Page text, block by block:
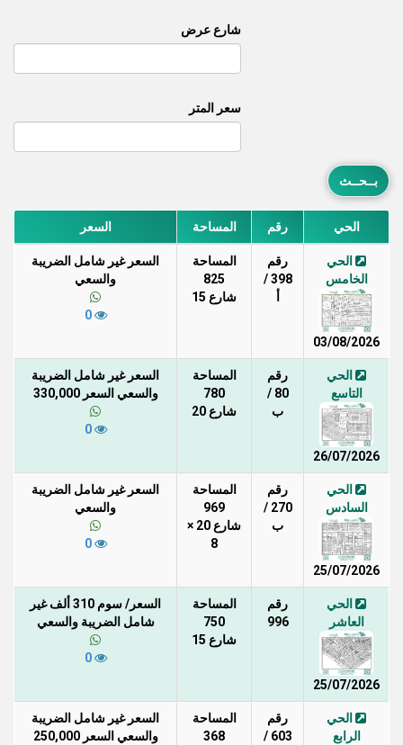
شارع عرض
سعر المتر
الحي رقم المساحة السعر
الحي
الخامس
03/08/2026
رقم
398 /
المساحة
825
شارع 15
السعر غير شامل الضريبة
والسعي
0
الحي
التاسع
26/07/2026
رقم
80 /
ب
المساحة
780
شارع 20
السعر غير شامل الضريبة
والسعي السعر 330,000
0
الحي
السادس
25/07/2026
رقم
270 /
ب
المساحة
969
شارع 20 ×
8
السعر غير شامل الضريبة
والسعي
0
الحي
العاشر
25/07/2026
رقم
996
المساحة
750
شارع 15
السعر/ سوم 310 ألف غير
شامل الضريبة والسعي
0
الحي
الرابع
رقم
603 /
المساحة
368
السعر غير شامل الضريبة
والسعي السعر 250,000